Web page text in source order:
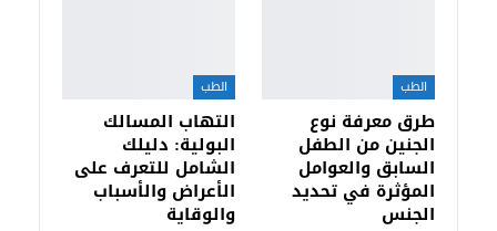
الطب
طرق معرفة نوع
الجنين من الطفل
السابق والعوامل
المؤثرة في تحديد
الجنس
الطب
التهاب المسالك
البولية: دليلك
الشامل للتعرف على
الأعراض والأسباب
والوقاية